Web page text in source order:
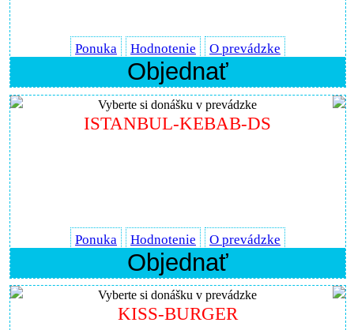
Ponuka Hodnotenie O prevádzke
Objednať
Vyberte si donášku v prevádzke
ISTANBUL-KEBAB-DS
Ponuka Hodnotenie O prevádzke
Objednať
Vyberte si donášku v prevádzke
KISS-BURGER